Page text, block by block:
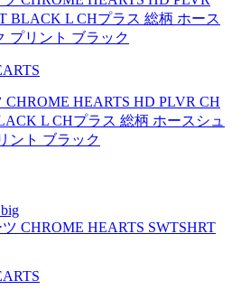
CHROME HEARTS HD PLVR CH
L CHプラス 総柄 ホースシュ
ント ブラック